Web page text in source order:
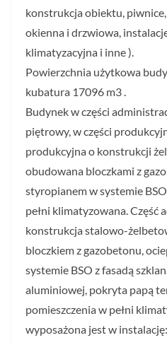
konstrukcja obiektu,
okienna i drzwiowa,
klimatyzacyjna i inne ).
Powierzchnia użytkowa
kubatura 17096 m3 .
Budynek w części
piętrowy, w części
produkcyjna o konstrukcji
obudowana bloczkami z
styropianem w systemie
pełni klimatyzowana. Część
konstrukcja stalowo-
bloczkiem z gazobetonu,
systemie BSO z fasadą
aluminiowej, pokryta papą
pomieszczenia w pełni
wyposażona jest w